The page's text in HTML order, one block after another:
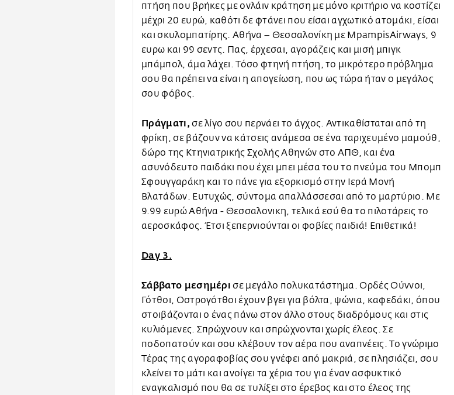
πτήση που βρήκες με ονλάιν κράτηση με μόνο κριτήριο να κοστίζει
μέχρι 20 ευρώ, καθότι δε φτάνει που είσαι αγχωτικό ατομάκι, είσαι
και σκυλομπατίρης. Αθήνα – Θεσσαλονίκη με MpampisAirways, 9
ευρω και 99 σεντς. Πας, έρχεσαι, αγοράζεις και μισή μπιγκ
μπάμπολ, άμα λάχει. Τόσο φτηνή πτήση, το μικρότερο πρόβλημα
σου θα πρέπει να είναι η απογείωση, που ως τώρα ήταν ο μεγάλος
σου φόβος.
Πράγματι, σε λίγο σου περνάει το άγχος. Αντικαθίσταται από τη
φρίκη, σε βάζουν να κάτσεις ανάμεσα σε ένα ταριχευμένο μαμούθ,
δώρο της Κτηνιατρικής Σχολής Αθηνών στο ΑΠΘ, και ένα
ασυνόδευτο παιδάκι που έχει μπει μέσα του το πνεύμα του Μπομπ
Σφουγγαράκη και το πάνε για εξορκισμό στην Ιερά Μονή
Βλατάδων. Ευτυχώς, σύντομα απαλλάσσεσαι από το μαρτύριο. Με
9.99 ευρώ Αθήνα - Θεσσαλονικη, τελικά εσύ θα το πιλοτάρεις το
αεροσκάφος. Έτσι ξεπερνιούνται οι φοβίες παιδιά! Επιθετικά!
Day 3.
Σάββατο μεσημέρι σε μεγάλο πολυκατάστημα. Ορδές Ούννοι,
Γότθοι, Οστρογότθοι έχουν βγει για βόλτα, ψώνια, καφεδάκι, όπου
στοιβάζονται ο ένας πάνω στον άλλο στους διαδρόμους και στις
κυλιόμενες. Σπρώχνουν και σπρώχνονται χωρίς έλεος. Σε
ποδοπατούν και σου κλέβουν τον αέρα που αναπνέεις. Το γνώριμο
Τέρας της αγοραφοβίας σου γνέφει από μακριά, σε πλησιάζει, σου
κλείνει το μάτι και ανοίγει τα χέρια του για έναν ασφυκτικό
εναγκαλισμό που θα σε τυλίξει στο έρεβος και στο έλεος της